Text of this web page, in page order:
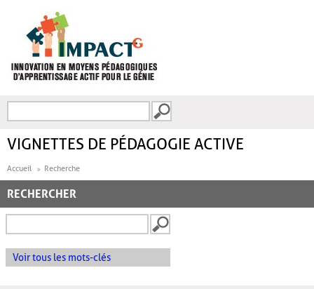
FORMULAIRE DE
VIGNETTES DE PÉDAGOGIE ACTIVE
Accueil Recherche
RECHERCHER
Voir tous les mots-clés